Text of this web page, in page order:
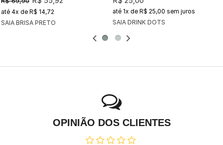
SAIA BRISA PRETO
4x de R$ 14,72
SAIA DRINK DOTS
1x de R$ 25,00 sem juros
OPINIÃO DOS CLIENTES